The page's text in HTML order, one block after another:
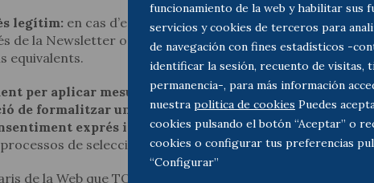
funcionamiento de la web y habilitar sus
servicios y cookies de terceros para
de navegación con fines estadísticos -
identificar la sesión, recuento de visitas,
permanencia-, para más información
nuestra politica de cookies Puedes
cookies pulsando el botón “Aceptar” o
cookies o configurar tus preferencias
“Configurar”
legítim: en cas d’enviament d’informació
de la Newsletter o altres mitjans, com ara
equivalents.
per aplicar mesures precontractuals o
de formalitzar un contracte en què el
exprés i el compliment d’una
de selecció de professionals.
de la Web que TODA NEL-LO recull i
l’adreça
Així
seves